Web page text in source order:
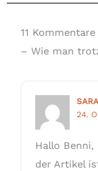
11
– Wie man
24.
Hallo Benni,
der Artikel